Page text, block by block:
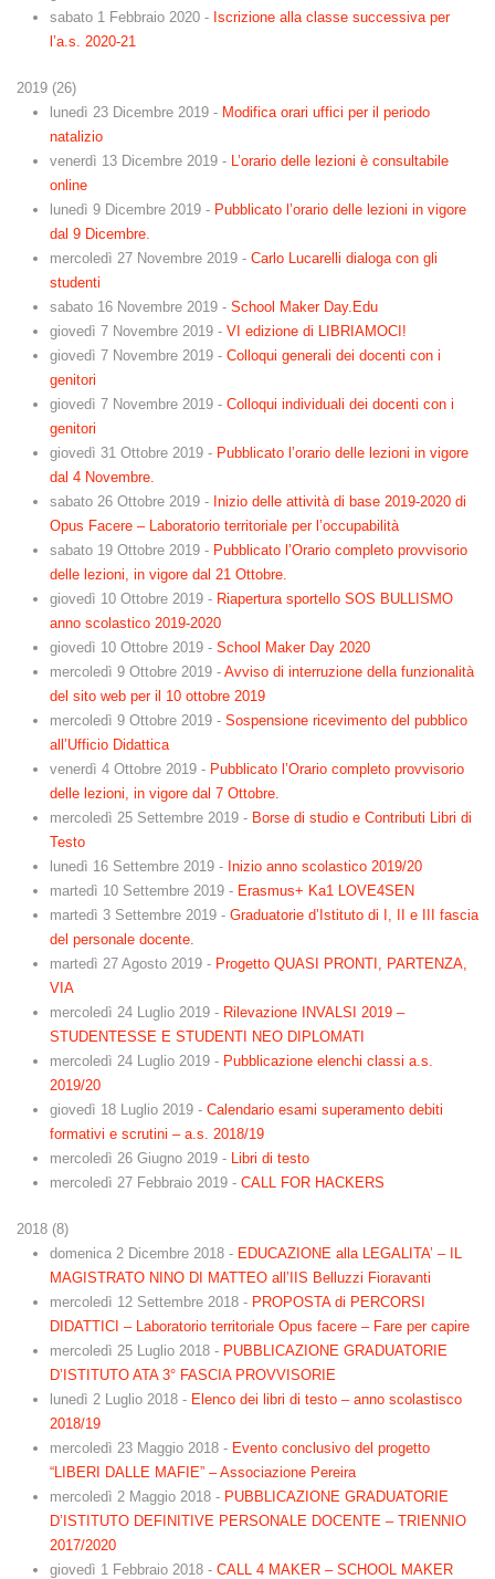
sabato 1 Febbraio 2020 - Iscrizione alla classe successiva per
l’a.s. 2020-21
2019 (26)
lunedì 23 Dicembre 2019 - Modifica orari uffici per il periodo
natalizio
venerdì 13 Dicembre 2019 -
L’orario delle lezioni è consultabile
online
lunedì 9 Dicembre 2019 - Pubblicato l’orario delle lezioni in vigore
dal 9 Dicembre.
mercoledì 27 Novembre 2019 - Carlo Lucarelli dialoga con gli
studenti
sabato 16 Novembre 2019 - School Maker Day.Edu
giovedì 7 Novembre 2019 - VI edizione di LIBRIAMOCI!
giovedì 7 Novembre 2019 - Colloqui generali dei docenti con i
genitori
giovedì 7 Novembre 2019 - Colloqui individuali dei docenti con i
genitori
giovedì 31 Ottobre 2019 - Pubblicato l’orario delle lezioni in vigore
dal 4 Novembre.
sabato 26 Ottobre 2019 - Inizio delle attività di base 2019-2020 di
Opus Facere – Laboratorio territoriale per l’occupabilità
sabato 19 Ottobre 2019 - Pubblicato l’Orario completo provvisorio
delle lezioni, in vigore dal 21 Ottobre.
giovedì 10 Ottobre 2019 - Riapertura sportello SOS BULLISMO
anno scolastico 2019-2020
giovedì 10 Ottobre 2019 - School Maker Day 2020
mercoledì 9 Ottobre 2019 - Avviso di interruzione della funzionalità
del sito web per il 10 ottobre 2019
mercoledì 9 Ottobre 2019 - Sospensione ricevimento del pubblico
all’Ufficio Didattica
venerdì 4 Ottobre 2019 - Pubblicato l’Orario completo provvisorio
delle lezioni, in vigore dal 7 Ottobre.
mercoledì 25 Settembre 2019 - Borse di studio e Contributi Libri di
Testo
lunedì 16 Settembre 2019 - Inizio anno scolastico 2019/20
martedì 10 Settembre 2019 - Erasmus+ Ka1 LOVE4SEN
martedì 3 Settembre 2019 - Graduatorie d’Istituto di I, II e III fascia
del personale docente.
martedì 27 Agosto 2019 - Progetto QUASI PRONTI, PARTENZA,
VIA
mercoledì 24 Luglio 2019 - Rilevazione INVALSI 2019 –
STUDENTESSE E STUDENTI NEO DIPLOMATI
mercoledì 24 Luglio 2019 - Pubblicazione elenchi classi a.s.
2019/20
giovedì 18 Luglio 2019 - Calendario esami superamento debiti
formativi e scrutini – a.s. 2018/19
mercoledì 26 Giugno 2019 -
Libri di testo
mercoledì 27 Febbraio 2019 - CALL FOR HACKERS
2018 (8)
domenica 2 Dicembre 2018 - EDUCAZIONE alla LEGALITA’ – IL
MAGISTRATO NINO DI MATTEO all’IIS Belluzzi Fioravanti
mercoledì 12 Settembre 2018 - PROPOSTA di PERCORSI
DIDATTICI – Laboratorio territoriale Opus facere – Fare per capire
mercoledì 25 Luglio 2018 - PUBBLICAZIONE GRADUATORIE
D’ISTITUTO ATA 3° FASCIA PROVVISORIE
lunedì 2 Luglio 2018 - Elenco dei libri di testo – anno scolastisco
2018/19
mercoledì 23 Maggio 2018 - Evento conclusivo del progetto
“LIBERI DALLE MAFIE” – Associazione Pereira
mercoledì 2 Maggio 2018 - PUBBLICAZIONE GRADUATORIE
D’ISTITUTO DEFINITIVE PERSONALE DOCENTE – TRIENNIO
2017/2020
giovedì 1 Febbraio 2018 - CALL 4 MAKER – SCHOOL MAKER